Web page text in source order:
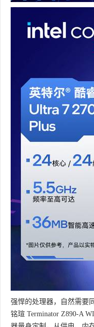
强悍的处理器，自然需要
铭瑄 Terminator Z890-A